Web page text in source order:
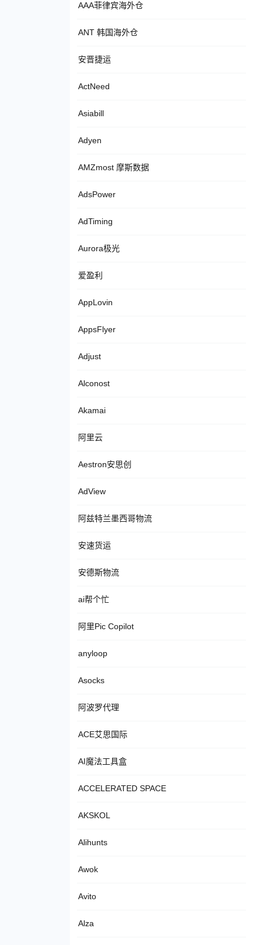
AAA菲律宾海外仓
ANT 韩国海外仓
安晋捷运
ActNeed
Asiabill
Adyen
AMZmost 摩斯数据
AdsPower
AdTiming
Aurora极光
爱盈利
AppLovin
AppsFlyer
Adjust
Alconost
Akamai
阿里云
Aestron安思创
AdView
阿兹特兰墨西哥物流
安速货运
安德斯物流
ai帮个忙
阿里Pic Copilot
anyloop
Asocks
阿波罗代理
ACE艾思国际
AI魔法工具盒
ACCELERATED SPACE
AKSKOL
Alihunts
Awok
Avito
Alza